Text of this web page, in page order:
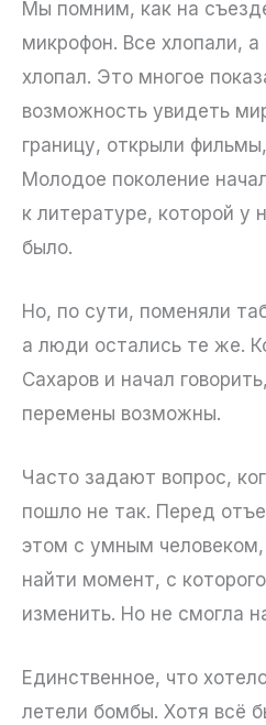
Мы помним, как на
микрофон. Все хлопали,
хлопал. Это многое
возможность увидеть
границу, открыли
Молодое поколение
к литературе, которой у
было.
Но, по сути, поменяли
а люди остались те же.
Сахаров и начал
перемены возможны.
Часто задают вопрос,
пошло не так. Перед
этом с умным
найти момент, с
изменить. Но не смогла
Единственное, что
летели бомбы. Хотя всё